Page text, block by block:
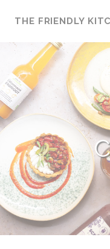
THE FRIENDLY